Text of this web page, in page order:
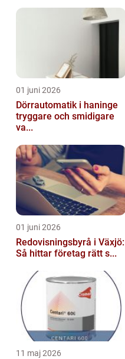
01 juni 2026
Dörrautomatik i haninge
tryggare och smidigare
va...
01 juni 2026
Redovisningsbyrå i Växjö:
Så hittar företag rätt s...
11 maj 2026